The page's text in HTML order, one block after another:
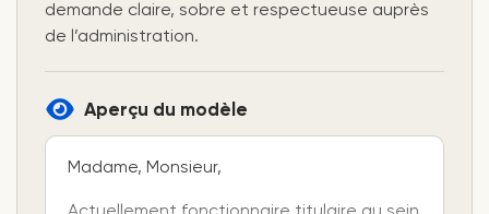
demande claire, sobre et respectueuse auprès
de l’administration.
Aperçu du modèle
Madame, Monsieur,